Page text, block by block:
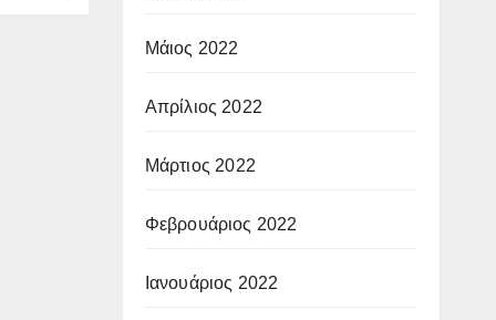
Μάιος 2022
Απρίλιος 2022
Μάρτιος 2022
Φεβρουάριος 2022
Ιανουάριος 2022